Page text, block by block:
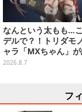
なんという太もも…
デルで？！トリダモ
ャラ「MXちゃん」
ット化―持ってるケ
2026.8.7
フ